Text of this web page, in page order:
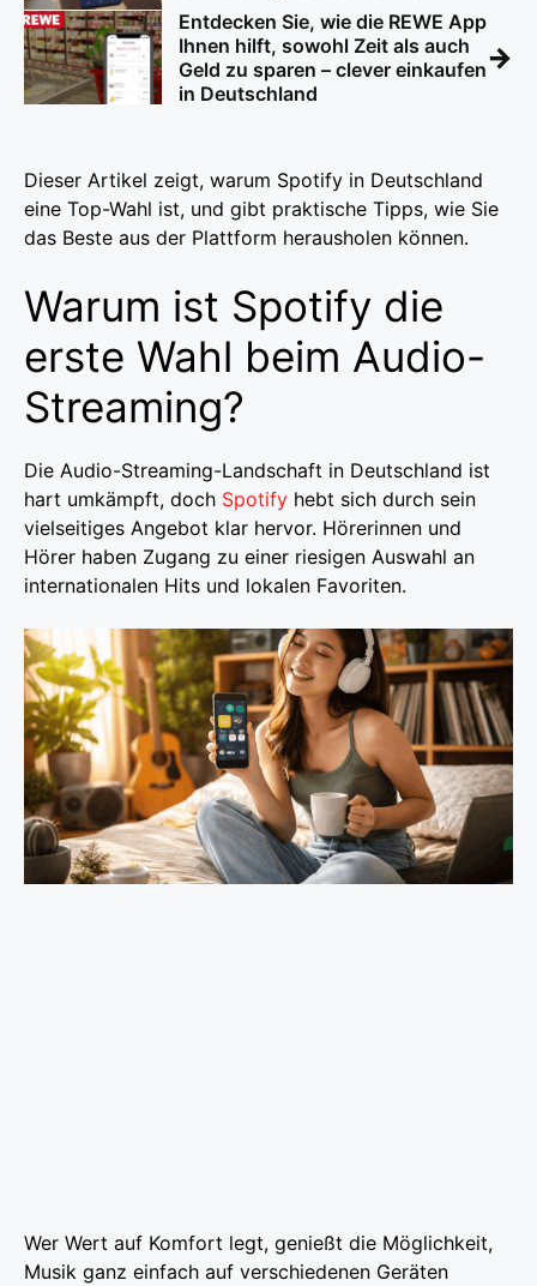
Entdecken Sie, wie die REWE App
Ihnen hilft, sowohl Zeit als auch
Geld zu sparen – clever einkaufen
in Deutschland
→
Dieser Artikel zeigt, warum Spotify in Deutschland
eine Top-Wahl ist, und gibt praktische Tipps, wie Sie
das Beste aus der Plattform herausholen können.
Warum ist Spotify die
erste Wahl beim Audio-
Streaming?
Die Audio-Streaming-Landschaft in Deutschland ist
hart umkämpft, doch Spotify hebt sich durch sein
vielseitiges Angebot klar hervor. Hörerinnen und
Hörer haben Zugang zu einer riesigen Auswahl an
internationalen Hits und lokalen Favoriten.
Wer Wert auf Komfort legt, genießt die Möglichkeit,
Musik ganz einfach auf verschiedenen Geräten